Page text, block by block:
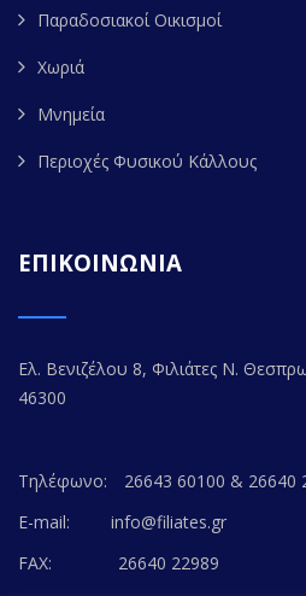
Παραδοσιακοί Οικισμοί
Χωριά
Μνημεία
Περιοχές Φυσικού Κάλλους
ΕΠΙΚΟΙΝΩΝΙΑ
Ελ. Βενιζέλου 8, Φιλιάτες Ν.
46300
Τηλέφωνο:
26643 60100 & 26640
E-mail:
info@filiates.gr
FAX:
26640 22989